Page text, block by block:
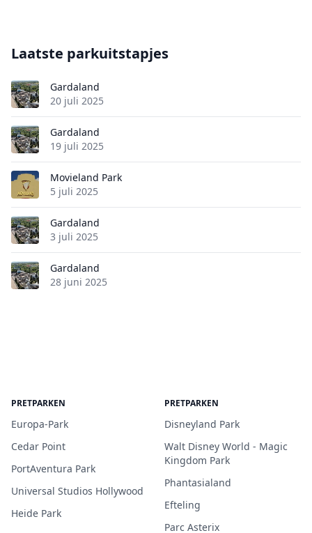
Laatste parkuitstapjes
Gardaland
20 juli 2025
Gardaland
19 juli 2025
Movieland Park
5 juli 2025
Gardaland
3 juli 2025
Gardaland
28 juni 2025
PRETPARKEN
Europa-Park
Cedar Point
PortAventura Park
Universal Studios Hollywood
Heide Park
PRETPARKEN
Disneyland Park
Walt Disney World - Magic
Kingdom Park
Phantasialand
Efteling
Parc Asterix